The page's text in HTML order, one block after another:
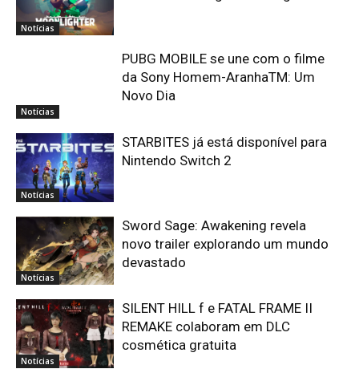
Notícias
Notícias
PUBG MOBILE se une com o filme
da Sony Homem-AranhaTM: Um
Novo Dia
Notícias
STARBITES já está disponível para
Nintendo Switch 2
Notícias
Sword Sage: Awakening revela
novo trailer explorando um mundo
devastado
Notícias
SILENT HILL f e FATAL FRAME II
REMAKE colaboram em DLC
cosmética gratuita